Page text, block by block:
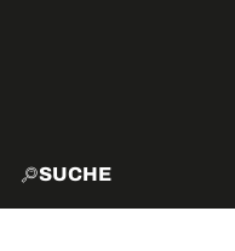
SUCHE